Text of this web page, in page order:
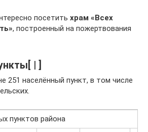
посетить храм «Всех
, построенный на пожертвования
| ]
251 населённый пункт, в том числе
пунктов района